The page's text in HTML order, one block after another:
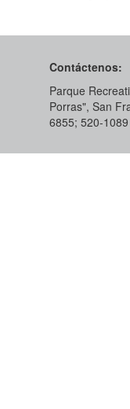
Contáctenos:
Parque
Porras", San
6855; 520-